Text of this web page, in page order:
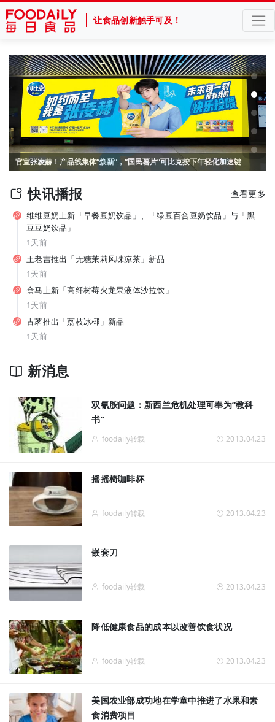
让食品创新触手可及！
官宣张凌赫！产品线集体“焕新”，“国民薯片”可比克按下年轻化加速键
快讯播报 查看更多
维维豆奶上新「早餐豆奶饮品」、「绿豆百合豆奶饮品」与「黑
豆豆奶饮品」
1天前
王老吉推出「无糖茉莉风味凉茶」新品
1天前
盒马上新「高纤树莓火龙果液体沙拉饮」
1天前
古茗推出「荔枝冰椰」新品
1天前
新消息
双氰胺问题：新西兰危机处理可奉为“教科
书”
foodaily转载 2013.04.23
摇摇椅咖啡杯
foodaily转载 2013.04.23
嵌套刀
foodaily转载 2013.04.23
降低健康食品的成本以改善饮食状况
foodaily转载 2013.04.23
美国农业部成功地在学童中推进了水果和素
食消费项目